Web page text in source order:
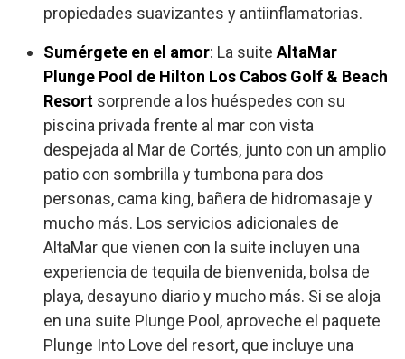
propiedades suavizantes y antiinflamatorias.
Sumérgete en el amor: La suiteAltaMar
Plunge Pool de Hilton Los Cabos Golf & Beach
Resort sorprende a los huéspedes con su
piscina privada frente al mar con vista
despejada al Mar de Cortés, junto con un amplio
patio con sombrilla y tumbona para dos
personas, cama king, bañera de hidromasaje y
mucho más. Los servicios adicionales de
AltaMar que vienen con la suite incluyen una
experiencia de tequila de bienvenida, bolsa de
playa, desayuno diario y mucho más. Si se aloja
en una suite Plunge Pool, aproveche el paquete
Plunge Into Love del resort, que incluye una